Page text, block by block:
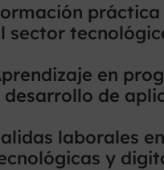
sector
en
desarrollo de
laborales
y